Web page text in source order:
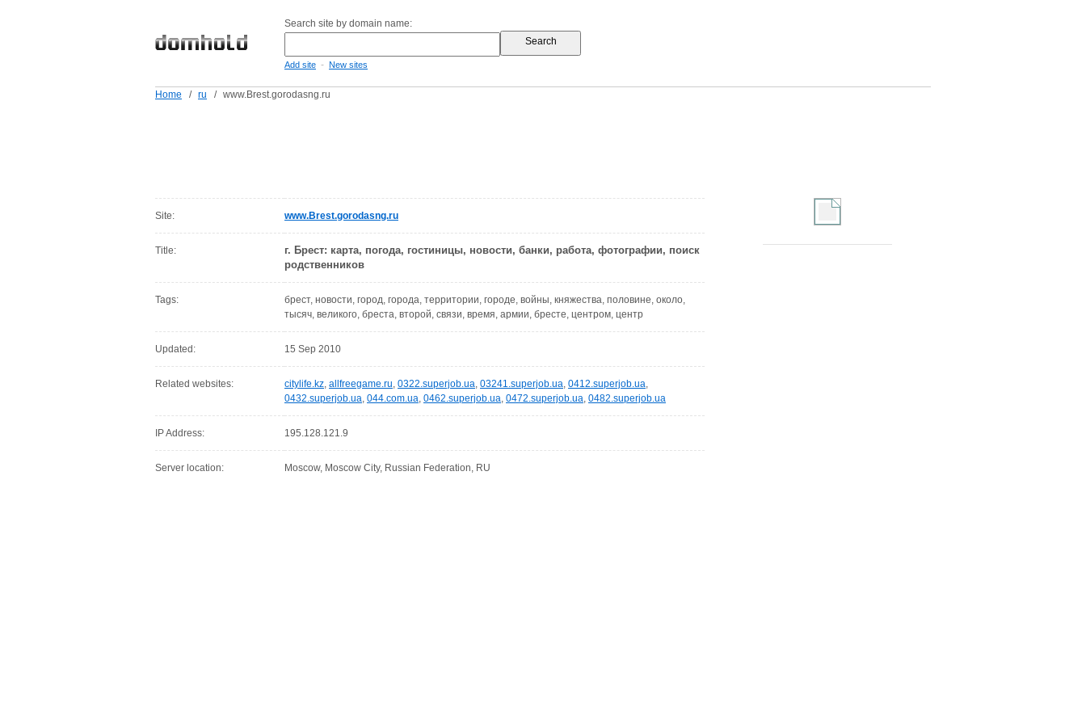
Search site by domain name:
Add site - New sites
Home / ru / www.Brest.gorodasng.ru
Site: www.Brest.gorodasng.ru
Title:
г. Брест: карта, погода, гостиницы, новости, банки, работа, фотографии, поиск
родственников
Tags:
брест, новости, город, города, территории, городе, войны, княжества, половине, около,
тысяч, великого, бреста, второй, связи, время, армии, бресте, центром, центр
Updated: 15 Sep 2010
Related websites: citylife.kz, allfreegame.ru, 0322.superjob.ua, 03241.superjob.ua, 0412.superjob.ua,
0432.superjob.ua, 044.com.ua, 0462.superjob.ua, 0472.superjob.ua, 0482.superjob.ua
IP Address: 195.128.121.9
Server location: Moscow, Moscow City, Russian Federation, RU